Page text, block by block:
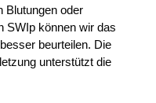
Blutungen oder
SWIp können wir das
beurteilen. Die
unterstützt die